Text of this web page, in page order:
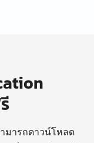
มารถดาวน์โหลด